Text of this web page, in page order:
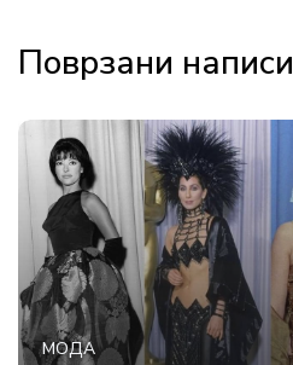
Поврзани написи
МОДА